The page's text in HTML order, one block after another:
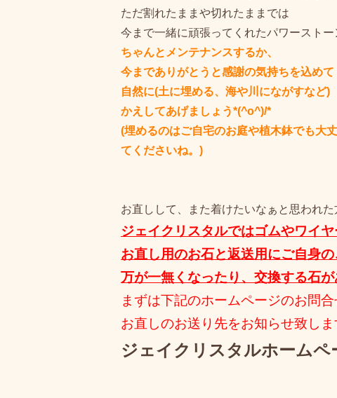
ただ割れたままや切れたままでは
今まで一緒に頑張ってくれたパワースト
ちゃんとメンテナンスするか、
今までありがとうと感謝の気持ちを込めて
自然に(土に埋める、海や川にながすなど)
かえしてあげましょう*(^o^)/*
(埋めるのはご自宅のお庭や植木鉢でも大
てくださいね。)
お直しして、また着けたいなぁと思われ
ジェイクリスタルではゴムやワイ
お直し用のお石と返送用にご自身
万が一無くなったり、交換する石
まずは下記のホームページのお問合
お直しのお送り先をお知らせ致しま
ジェイクリスタルホームペ